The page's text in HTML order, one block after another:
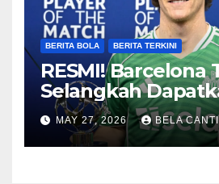
BERITA BOLA BERITA TERKINI
RESMI! Barcelona
Selangkah
Anthony Gordon
MAY 27, 2026 BELA